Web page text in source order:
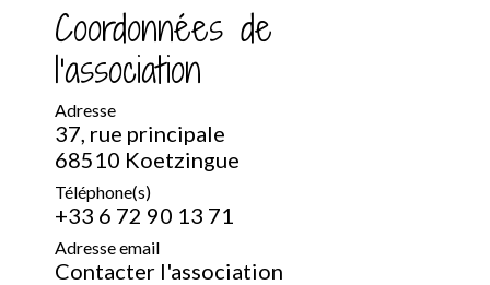
Coordonnées de
l'association
Adresse
37, rue principale
68510 Koetzingue
Téléphone(s)
+33 6 72 90 13 71
Adresse email
Contacter l'association